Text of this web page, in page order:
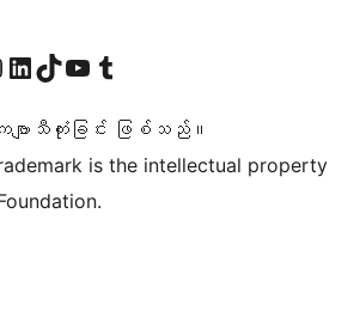
ပါ ကျွန်ုပ်တို့၏ LinkedIn အကောင့်သို့ သွားရောက်ကြည့်ရှုပါကျွန်ုပ်တို့၏ TikTok အကောင့်သို့ ဝင်ရောက်ကြည့်ရှုရန်
ကျွန်ုပ်တို့၏ YouTube ချန်နယ်သို့ သွားရောက်ကြည့်ရှုပါ ကျွန်ုပ်တို့၏ Tumblr အကောင့်သို့ ဝင်ရောက်ကြည့်ရှုရန်
ဗျာသီကုံးခြင်း ဖြစ်သည်။
is the intellectual property